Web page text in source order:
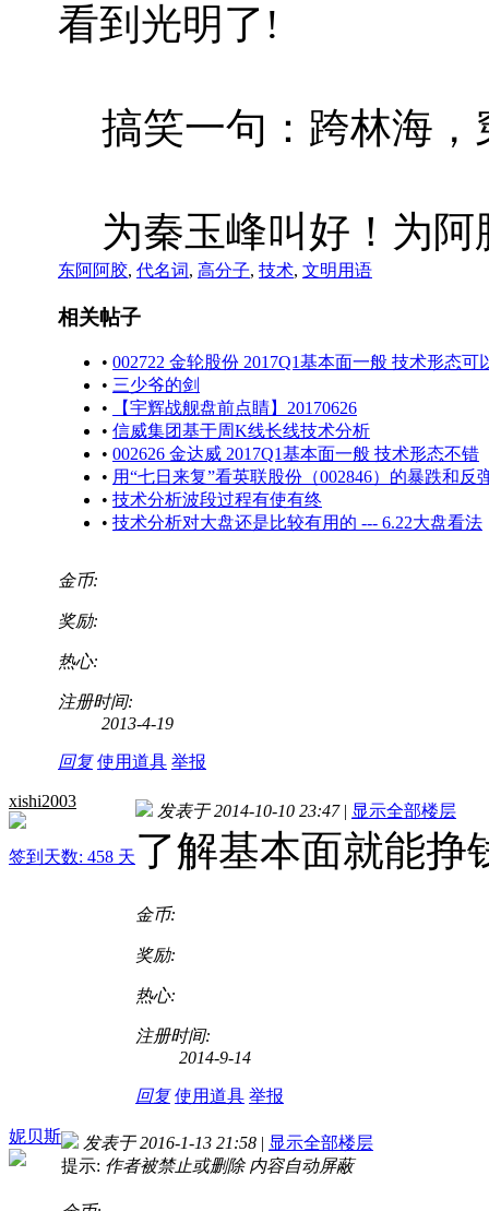
看到光明了!
搞笑一句：跨林海，
为秦玉峰叫好！为阿
东阿阿胶, 代名词, 高分子, 技术, 文明用语
相关帖子
• 002722 金轮股份 2017Q1基本面一般 技术形态可
• 三少爷的剑
•
【宇辉战舰盘前点睛】20170626
• 信威集团基于周K线长线技术分析
• 002626 金达威 2017Q1基本面一般 技术形态不错
• 用“七日来复”看英联股份（002846）的暴跌和反
• 技术分析波段过程有使有终
• 技术分析对大盘还是比较有用的 --- 6.22大盘看法
金币:
奖励:
热心:
注册时间:
2013-4-19
回复 使用道具 举报
xishi2003
签到天数: 458 天
发表于 2014-10-10 23:47 | 显示全部楼层
了解基本面就能挣
金币:
奖励:
热心:
注册时间:
2014-9-14
回复 使用道具 举报
妮贝斯 发表于 2016-1-13 21:58 | 显示全部楼层
提示: 作者被禁止或删除 内容自动屏蔽